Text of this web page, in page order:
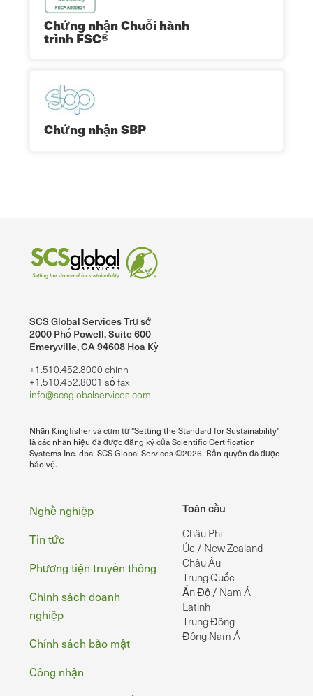
Chứng nhận Chuỗi hành
trình FSC®
Chứng nhận SBP
SCS Global Services Trụ sở
2000 Phố Powell, Suite 600
Emeryville, CA 94608 Hoa Kỳ
+1.510.452.8000 chính
+1.510.452.8001 số fax
info@scsglobalservices.com
Nhãn Kingfisher và cụm từ "Setting the Standard for Sustainability"
là các nhãn hiệu đã được đăng ký của Scientific Certification
Systems Inc. dba. SCS Global Services ©2026. Bản quyền đã được
bảo vệ.
Toàn cầu
Châu Phi
Úc / New Zealand
Châu Âu
Trung Quốc
Ấn Độ / Nam Á
Latinh
Trung Đông
Đông Nam Á
Chân
Nghề nghiệp
Tin tức
Phương tiện truyền thông
Chính sách doanh
nghiệp
Chính sách bảo mật
Công nhận